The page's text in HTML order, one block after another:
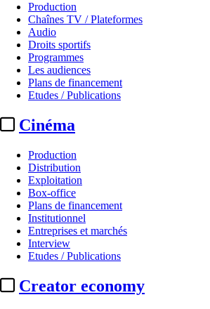
Production
Chaînes TV / Plateformes
Audio
Droits sportifs
Programmes
Les audiences
Plans de financement
Etudes / Publications
Cinéma
Production
Distribution
Exploitation
Box-office
Plans de financement
Institutionnel
Entreprises et marchés
Interview
Etudes / Publications
Creator economy